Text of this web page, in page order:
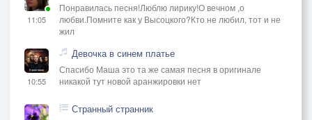
11:05
Понравилась песня!Люблю лирику!О вечном ,о
любви.Помните как у Высоцкого?Кто не любил, тот и не
жил
10:55
Девочка в синем платье
Спасибо Маша это та же самая песня в оригинале
никакой тут новой аранжировки нет
Странный странник